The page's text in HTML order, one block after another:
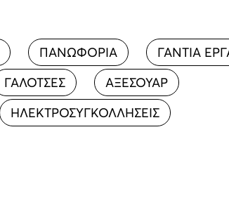
ΠΑΝΩΦΟΡΙΑ
ΓΑΝΤΙΑ
ΓΑΛΟΤΣΕΣ
ΑΞΕΣΟΥΑΡ
ΗΛΕΚΤΡΟΣΥΓΚΟΛΛΗΣΕΙΣ